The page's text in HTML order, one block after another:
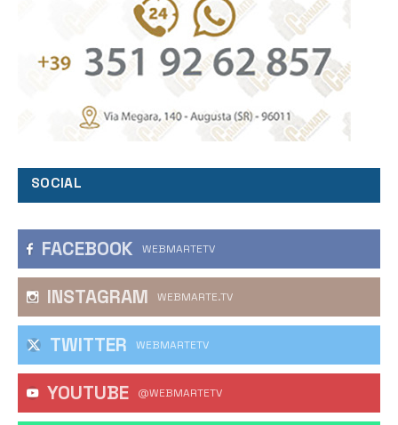
SOCIAL
FACEBOOK WEBMARTETV
INSTAGRAM WEBMARTE.TV
TWITTER WEBMARTETV
YOUTUBE @WEBMARTETV